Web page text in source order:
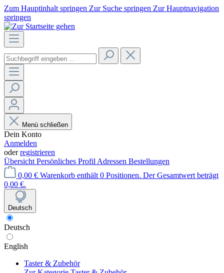
Zum Hauptinhalt springen Zur Suche springen Zur Hauptnavigation
springen
Menü schließen
Dein Konto
Anmelden
oderregistrieren
Übersicht Persönliches Profil Adressen Bestellungen
0,00 € Warenkorb enthält 0 Positionen. Der Gesamtwert beträgt
0,00 €.
Deutsch
Deutsch
English
Taster & Zubehör